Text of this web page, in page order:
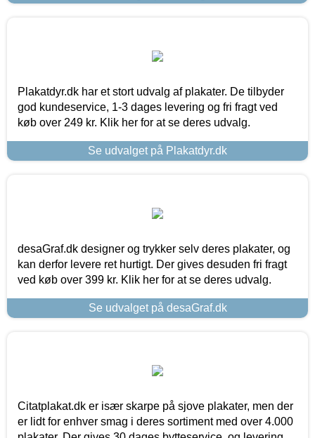
Plakatdyr.dk har et stort udvalg af plakater. De tilbyder
god kundeservice, 1-3 dages levering og fri fragt ved
køb over 249 kr. Klik her for at se deres udvalg.
Se udvalget på Plakatdyr.dk
desaGraf.dk designer og trykker selv deres plakater, og
kan derfor levere ret hurtigt. Der gives desuden fri fragt
ved køb over 399 kr. Klik her for at se deres udvalg.
Se udvalget på desaGraf.dk
Citatplakat.dk er især skarpe på sjove plakater, men der
er lidt for enhver smag i deres sortiment med over 4.000